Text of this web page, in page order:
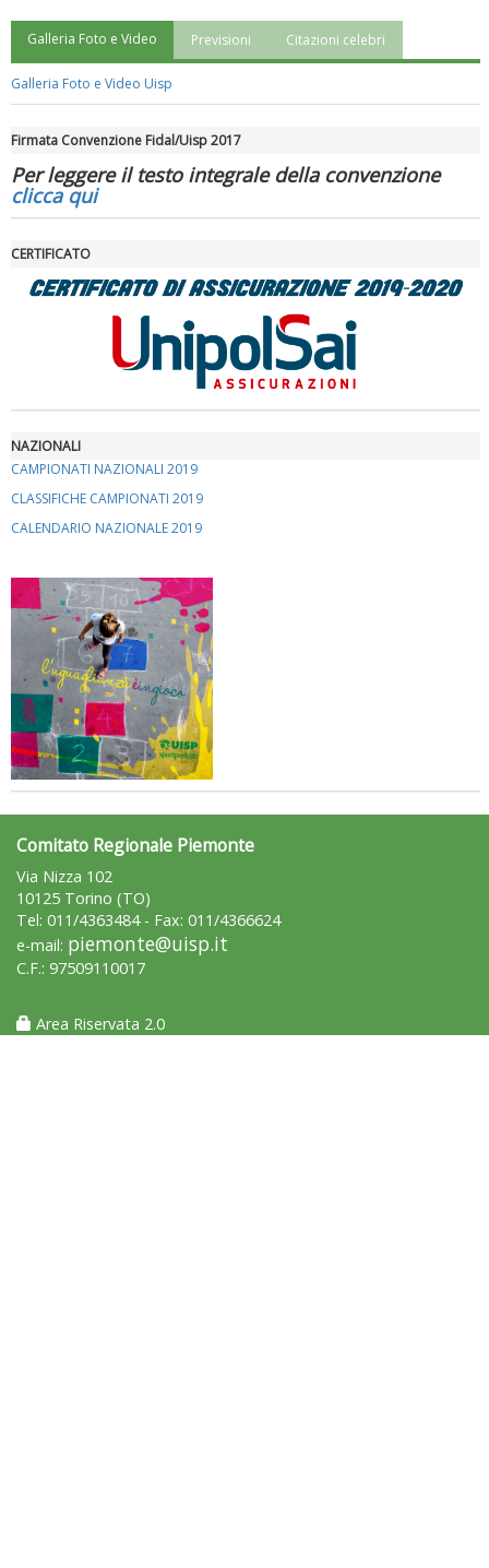
"Superare gli ostacoli": la relazione di Tiziano Pesce al CN Uisp
Luglio 2026: "Pensando con i piedi, si possono fare le
Tiziano Pesce a Radio InBlu2000 traccia il bilancio della stagione
Ddl Lobby, Uisp: “Il Parlamento valorizzi le nostre specificità"
Galleria Foto e Video Previsioni Citazioni celebri
Galleria Foto e Video Uisp
Firmata Convenzione Fidal/Uisp 2017
Per leggere il testo integrale della convenzione
clicca qui
CERTIFICATO
NAZIONALI
CAMPIONATI NAZIONALI 2019
CLASSIFICHE CAMPIONATI 2019
CALENDARIO NAZIONALE 2019
Comitato Regionale Piemonte
Via Nizza 102
10125 Torino (TO)
Tel: 011/4363484 - Fax: 011/4366624
e-mail: piemonte@uisp.it
C.F.: 97509110017
Area Riservata 2.0